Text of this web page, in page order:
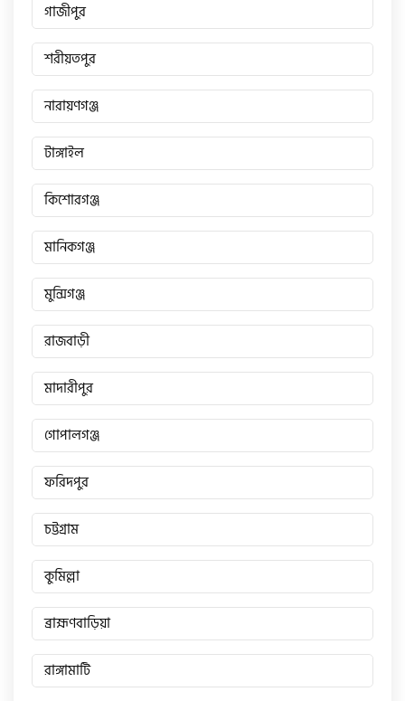
গাজীপুর
শরীয়তপুর
নারায়ণগঞ্জ
টাঙ্গাইল
কিশোরগঞ্জ
মানিকগঞ্জ
মুন্সিগঞ্জ
রাজবাড়ী
মাদারীপুর
গোপালগঞ্জ
ফরিদপুর
চট্টগ্রাম
কুমিল্লা
ব্রাহ্মণবাড়িয়া
রাঙ্গামাটি